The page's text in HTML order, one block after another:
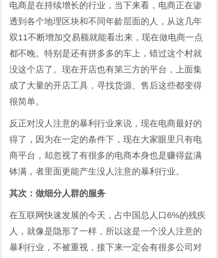
电商是在持续增长的行业，当下来看，电商正在渗
透到各个地理区块和不同年龄层面的人，从这几年
双11不断增加交易额就能看出来，现在做电商一点
都不晚。特别是还有拼多多的车上，错过这个村就
没这个店了。现在开店也有第三方的平台，上面集
成了大量的开店工具，寻找货源、售后这些都变得
很简单。
反正对没人注意的暴利行业来说，现在电商最好的
得了，因为在一定的条件下，现在大家眼里只有电
商平台，却忽视了有很多的电商本身也是赚得盆满
钵满，者里面更能产生没人注意的暴利行业。
其次：做细分人群的服务
在互联网快速发展的今天，占中国总人口6%的残疾
人，就像是隐形了一样，所以这是一个没人注意的
暴利行业，不被重视，接下来一定会有很多公司对